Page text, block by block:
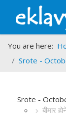
You are here:
Srote -
Srote -
बीमार